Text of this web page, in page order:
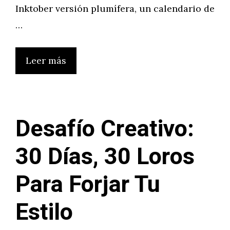
Inktober versión plumífera, un calendario de
…
Leer más
Desafío Creativo:
30 Días, 30 Loros
Para Forjar Tu
Estilo